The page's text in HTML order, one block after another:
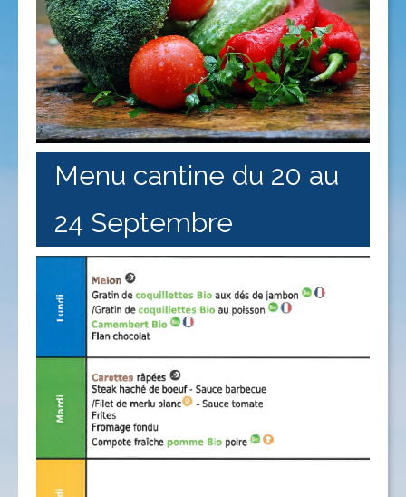
ACTUALITÉS
CONTACT
Menu cantine du 20 au
24 Septembre